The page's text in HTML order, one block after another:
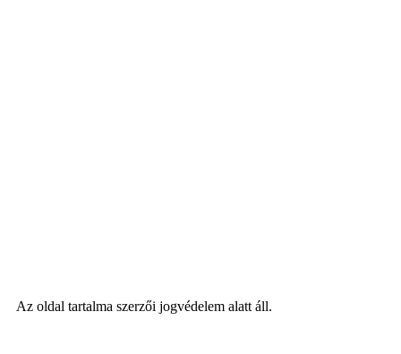
Az oldal tartalma szerzői jogvédelem alatt áll.